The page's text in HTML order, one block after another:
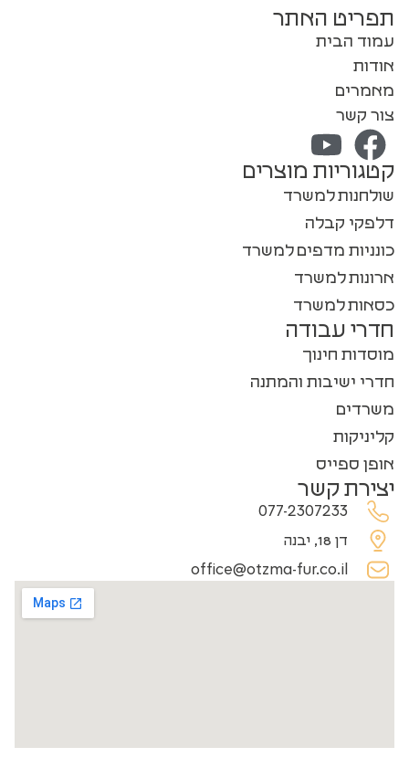
תפריט האתר
עמוד הבית
אודות
מאמרים
צור קשר
קטגוריות מוצרים
שולחנות למשרד
דלפקי קבלה
כונניות מדפים למשרד
ארונות למשרד
כסאות למשרד
חדרי עבודה
מוסדות חינוך
חדרי ישיבות והמתנה
משרדים
קליניקות
אופן ספייס
יצירת קשר
077-2307233
דן 18, יבנה
office@otzma-fur.co.il